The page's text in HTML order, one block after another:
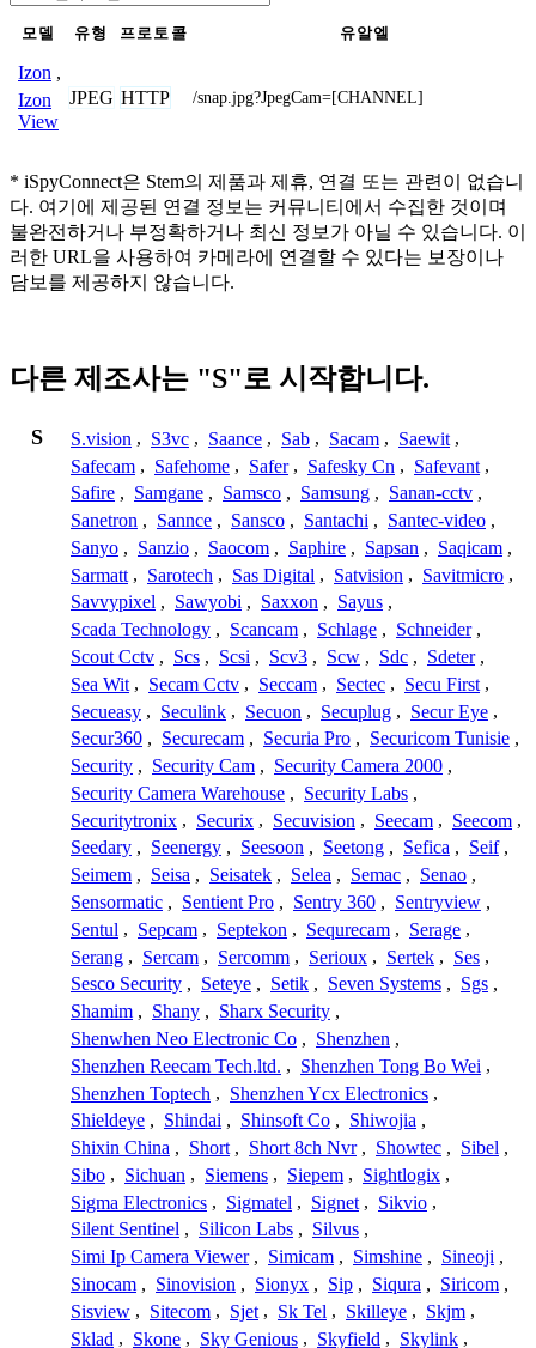
모델 유형 프로토콜 유알엘
Izon ,
Izon
View
JPEG HTTP /snap.jpg?JpegCam=[CHANNEL]
* iSpyConnect은 Stem의 제품과 제휴, 연결 또는 관련이 없습니
다. 여기에 제공된 연결 정보는 커뮤니티에서 수집한 것이며
불완전하거나 부정확하거나 최신 정보가 아닐 수 있습니다. 이
러한 URL을 사용하여 카메라에 연결할 수 있다는 보장이나
담보를 제공하지 않습니다.
다른 제조사는 "S"로 시작합니다.
S S.vision , S3vc , Saance , Sab , Sacam , Saewit ,
Safecam , Safehome , Safer , Safesky Cn , Safevant ,
Safire , Samgane , Samsco , Samsung , Sanan-cctv ,
Sanetron , Sannce , Sansco , Santachi , Santec-video ,
Sanyo , Sanzio , Saocom , Saphire , Sapsan , Saqicam ,
Sarmatt , Sarotech , Sas Digital , Satvision , Savitmicro ,
Savvypixel , Sawyobi , Saxxon , Sayus ,
Scada Technology , Scancam , Schlage , Schneider ,
Scout Cctv , Scs , Scsi , Scv3 , Scw , Sdc , Sdeter ,
Sea Wit , Secam Cctv , Seccam , Sectec , Secu First ,
Secueasy , Seculink , Secuon , Secuplug , Secur Eye ,
Secur360 , Securecam , Securia Pro , Securicom Tunisie ,
Security , Security Cam , Security Camera 2000 ,
Security Camera Warehouse , Security Labs ,
Securitytronix , Securix , Secuvision , Seecam , Seecom ,
Seedary , Seenergy , Seesoon , Seetong , Sefica , Seif ,
Seimem , Seisa , Seisatek , Selea , Semac , Senao ,
Sensormatic , Sentient Pro , Sentry 360 , Sentryview ,
Sentul , Sepcam , Septekon , Sequrecam , Serage ,
Serang , Sercam , Sercomm , Serioux , Sertek , Ses ,
Sesco Security , Seteye , Setik , Seven Systems , Sgs ,
Shamim , Shany , Sharx Security ,
Shenwhen Neo Electronic Co , Shenzhen ,
Shenzhen Reecam Tech.ltd. , Shenzhen Tong Bo Wei ,
Shenzhen Toptech , Shenzhen Ycx Electronics ,
Shieldeye , Shindai , Shinsoft Co , Shiwojia ,
Shixin China , Short , Short 8ch Nvr , Showtec , Sibel ,
Sibo , Sichuan , Siemens , Siepem , Sightlogix ,
Sigma Electronics , Sigmatel , Signet , Sikvio ,
Silent Sentinel , Silicon Labs , Silvus ,
Simi Ip Camera Viewer , Simicam , Simshine , Sineoji ,
Sinocam , Sinovision , Sionyx , Sip , Siqura , Siricom ,
Sisview , Sitecom , Sjet , Sk Tel , Skilleye , Skjm ,
Sklad , Skone , Sky Genious , Skyfield , Skylink ,